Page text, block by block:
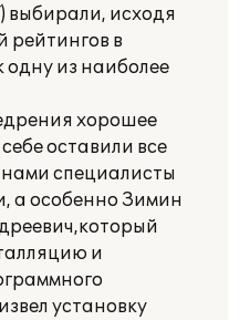
выбирали, исходя
рейтингов в
одну из наиболее
хорошее
оставили все
специалисты
а особенно Зимин
и
установку